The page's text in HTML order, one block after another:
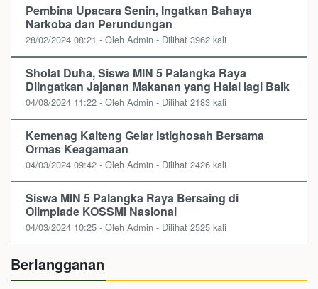
Pembina Upacara Senin, Ingatkan Bahaya
Narkoba dan Perundungan
28/02/2024 08:21 - Oleh Admin - Dilihat 3962 kali
Sholat Duha, Siswa MIN 5 Palangka Raya
Diingatkan Jajanan Makanan yang Halal lagi Baik
04/08/2024 11:22 - Oleh Admin - Dilihat 2183 kali
Kemenag Kalteng Gelar Istighosah Bersama
Ormas Keagamaan
04/03/2024 09:42 - Oleh Admin - Dilihat 2426 kali
Siswa MIN 5 Palangka Raya Bersaing di
Olimpiade KOSSMI Nasional
04/03/2024 10:25 - Oleh Admin - Dilihat 2525 kali
Berlangganan